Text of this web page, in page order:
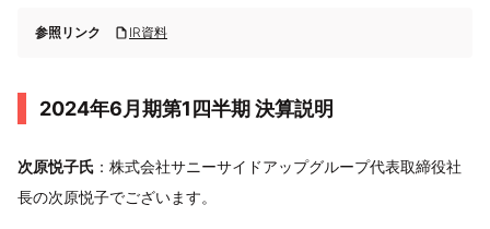
参照リンク IR資料
2024年6月期第1四半期 決算説明
次原悦子氏 ：株式会社サニーサイドアップグループ代表取締役社
長の次原悦子でございます。